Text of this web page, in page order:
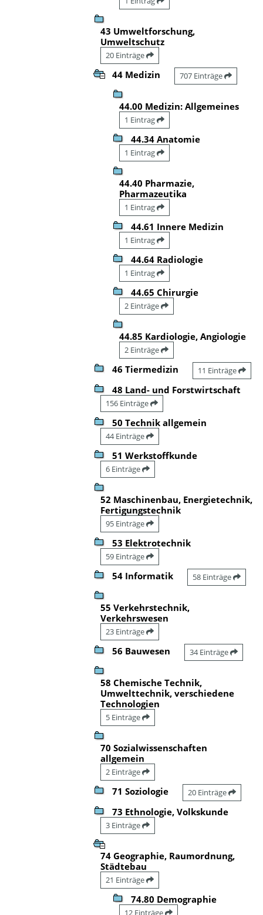
43 Umweltforschung,
Umweltschutz
20 Einträge
44 Medizin 707 Einträge
44.00 Medizin: Allgemeines
1 Eintrag
44.34 Anatomie
1 Eintrag
44.40 Pharmazie,
Pharmazeutika
1 Eintrag
44.61 Innere Medizin
1 Eintrag
44.64 Radiologie
1 Eintrag
44.65 Chirurgie
2 Einträge
44.85 Kardiologie, Angiologie
2 Einträge
46 Tiermedizin 11 Einträge
48 Land- und Forstwirtschaft
156 Einträge
50 Technik allgemein
44 Einträge
51 Werkstoffkunde
6 Einträge
52 Maschinenbau, Energietechnik,
Fertigungstechnik
95 Einträge
53 Elektrotechnik
59 Einträge
54 Informatik 58 Einträge
55 Verkehrstechnik,
Verkehrswesen
23 Einträge
56 Bauwesen 34 Einträge
58 Chemische Technik,
Umwelttechnik, verschiedene
Technologien
5 Einträge
70 Sozialwissenschaften
allgemein
2 Einträge
71 Soziologie 20 Einträge
73 Ethnologie, Volkskunde
3 Einträge
74 Geographie, Raumordnung,
Städtebau
21 Einträge
74.80 Demographie
12 Einträge